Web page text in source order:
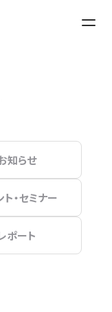
知らせ
ト・セミナー
ポート